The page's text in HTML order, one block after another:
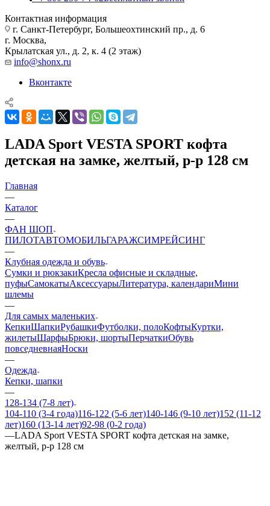
Контактная информация
г. Санкт-Петербург, Большеохтинский пр., д. 6
г. Москва,
Крылатская ул., д. 2, к. 4 (2 этаж)
info@shonx.ru
Вконтакте
LADA Sport VESTA SPORT кофта
детская на замке, желтый, р-р 128 см
Главная
—
Каталог
—
ФАН ШОП
ПИЛОТАВТОМОБИЛЬГАРАЖСИМРЕЙСИНГ
—
Клубная одежда и обувь
Сумки и рюкзакиКресла офисные и складные,
пуфыСамокатыАксессуарыЛитература, календариМини
шлемы
—
Для самых маленьких
КепкиШапкиРубашкиФутболки, полоКофтыКуртки,
жилетыШарфыБрюки, шортыПерчаткиОбувь
повседневнаяНоски
—
Одежда
Кепки, шапки
—
128-134 (7-8 лет)
104-110 (3-4 года)116-122 (5-6 лет)140-146 (9-10 лет)152 (11-12
лет)160 (13-14 лет)92-98 (0-2 года)
—LADA Sport VESTA SPORT кофта детская на замке,
желтый, р-р 128 см